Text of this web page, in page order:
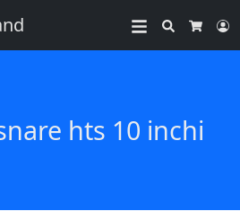
Search
hts 10 inchi